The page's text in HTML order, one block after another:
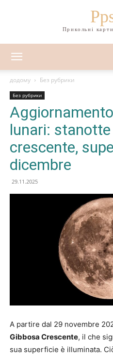
Прикольні
додому Без рубрики
Без рубрики
lunari:
crescente,
dicembre
29.11.2025
A partire dal 29 novembre
Gibbosa Crescente, il che
sua superficie è illuminata.